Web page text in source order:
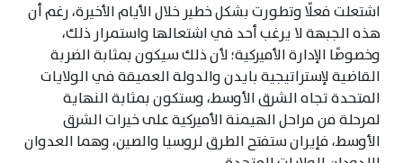
اشتعلت فعلًا وتطورت بشكل خطير خلال الأيام الأخيرة، رغم أن
هذه الجبهة لا يرغب أحد في اشتعالها واستمرار ذلك،
وخصوصًا الإدارة الأميركية؛ لأن ذلك سيكون بمثابة الضربة
القاضية لإستراتيجية بايدن والدولة العميقة في الولايات
المتحدة تجاه الشرق الأوسط، وستكون بمثابة النهاية
لمرحلة من مراحل الهيمنة الأميركية على خيرات الشرق
الأوسط، فإيران ستفتح الطرق لروسيا والصين، وهما العدوان